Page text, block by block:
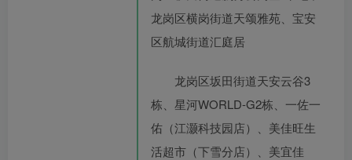
龙岗区横岗街道天颂雅苑、宝安
区航城街道汇庭居
龙岗区坂田街道天安云谷3
栋、星河WORLD-G2栋、一佐一
佑（江灏科技园店）、美佳旺生
活超市（下雪分店）、美宜佳